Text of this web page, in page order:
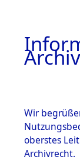
Wir
oberstes
Archivrecht.